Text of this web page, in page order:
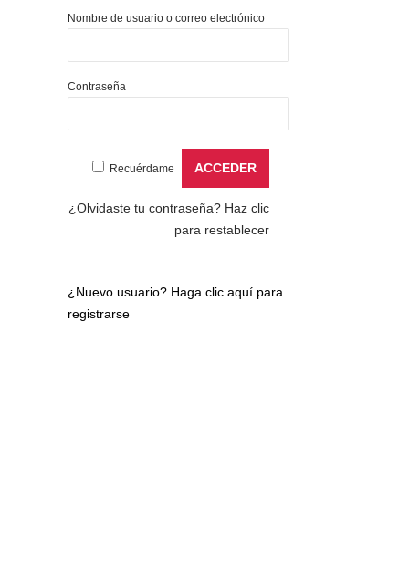
Nombre de usuario o correo electrónico
Contraseña
Recuérdame
¿Olvidaste tu contraseña? Haz clic
para restablecer
¿Nuevo usuario? Haga clic aquí para
registrarse